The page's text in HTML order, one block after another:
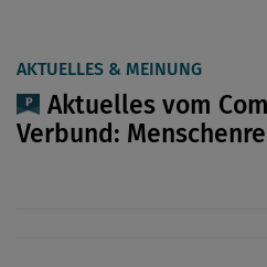
AKTUELLES & MEINUNG
Aktuelles vom
Verbund: